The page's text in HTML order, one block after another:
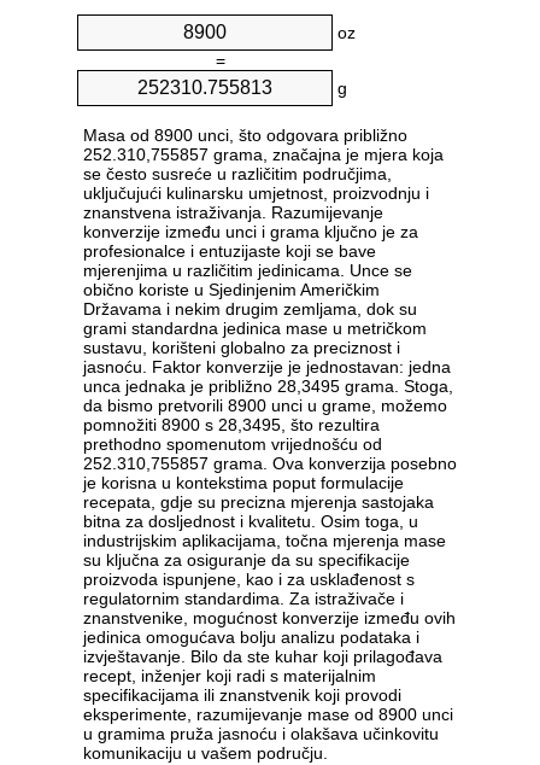
oz
=
g
Masa od 8900 unci, što odgovara približno
252.310,755857 grama, značajna je mjera koja
se često susreće u različitim područjima,
uključujući kulinarsku umjetnost, proizvodnju i
znanstvena istraživanja. Razumijevanje
konverzije između unci i grama ključno je za
profesionalce i entuzijaste koji se bave
mjerenjima u različitim jedinicama. Unce se
obično koriste u Sjedinjenim Američkim
Državama i nekim drugim zemljama, dok su
grami standardna jedinica mase u metričkom
sustavu, korišteni globalno za preciznost i
jasnoću. Faktor konverzije je jednostavan: jedna
unca jednaka je približno 28,3495 grama. Stoga,
da bismo pretvorili 8900 unci u grame, možemo
pomnožiti 8900 s 28,3495, što rezultira
prethodno spomenutom vrijednošću od
252.310,755857 grama. Ova konverzija posebno
je korisna u kontekstima poput formulacije
recepata, gdje su precizna mjerenja sastojaka
bitna za dosljednost i kvalitetu. Osim toga, u
industrijskim aplikacijama, točna mjerenja mase
su ključna za osiguranje da su specifikacije
proizvoda ispunjene, kao i za usklađenost s
regulatornim standardima. Za istraživače i
znanstvenike, mogućnost konverzije između ovih
jedinica omogućava bolju analizu podataka i
izvještavanje. Bilo da ste kuhar koji prilagođava
recept, inženjer koji radi s materijalnim
specifikacijama ili znanstvenik koji provodi
eksperimente, razumijevanje mase od 8900 unci
u gramima pruža jasnoću i olakšava učinkovitu
komunikaciju u vašem području.